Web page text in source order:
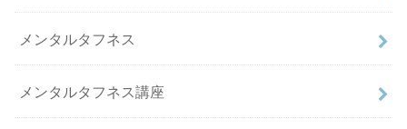
メンタルタフネス
メンタルタフネス講座